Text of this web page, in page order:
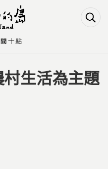
content
生活為主題
十點